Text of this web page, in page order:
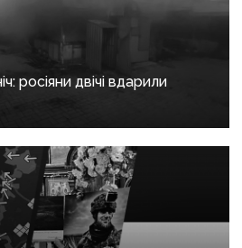
росіяни двічі вдарили